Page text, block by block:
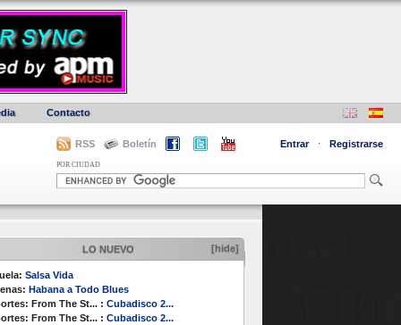
Contacto
RSS Boletín Entrar · Registrarse
POR CIUDAD
LO NUEVO [hide]
Salsa Vida
Habana a Todo Blues
From The St... : Cubadisco 2...
From The St... : Cubadisco 2...